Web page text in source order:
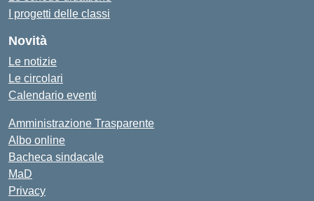
I progetti delle classi
Novità
Le notizie
Le circolari
Calendario eventi
Amministrazione Trasparente
Albo online
Bacheca sindacale
MaD
Privacy